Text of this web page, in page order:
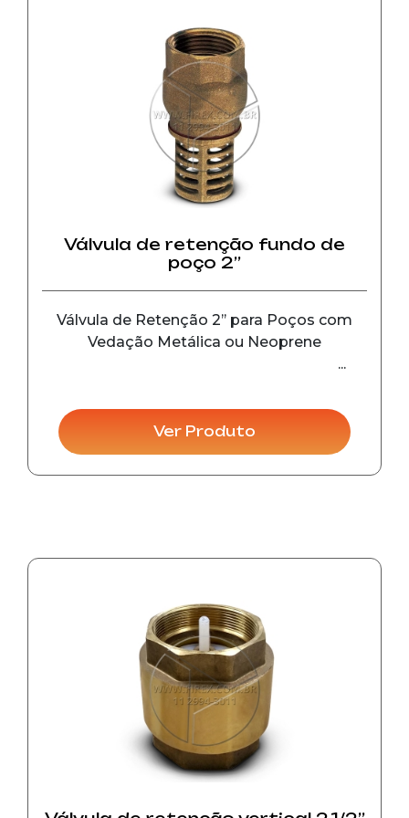
Válvula de retenção fundo de
poço 2’’
Válvula de Retenção 2’’ para Poços com
Vedação Metálica ou Neoprene
Ver Produto